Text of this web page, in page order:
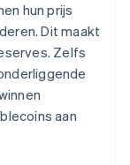
hun prijs
Dit maakt
Zelfs
aan